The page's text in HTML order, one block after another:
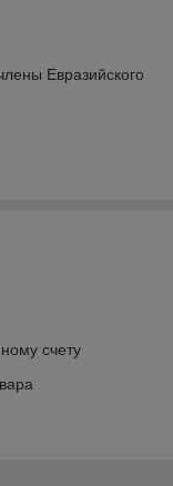
Евразийского
счету